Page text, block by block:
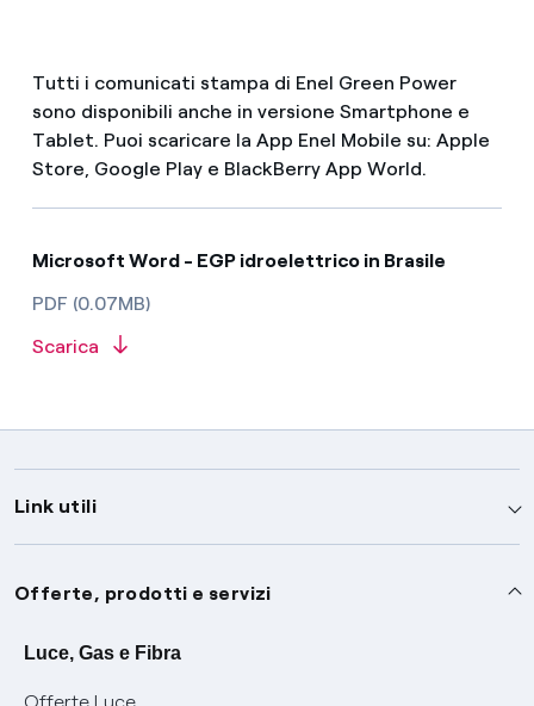
Tutti i comunicati stampa di Enel Green Power
sono disponibili anche in versione Smartphone e
Tablet. Puoi scaricare la App Enel Mobile su: Apple
Store, Google Play e BlackBerry App World.
Microsoft Word - EGP idroelettrico in Brasile
PDF (0.07MB)
Scarica
Link utili
Assistenza
Avvisi
Servizi
Offerte, prodotti e servizi
Luce, Gas e Fibra